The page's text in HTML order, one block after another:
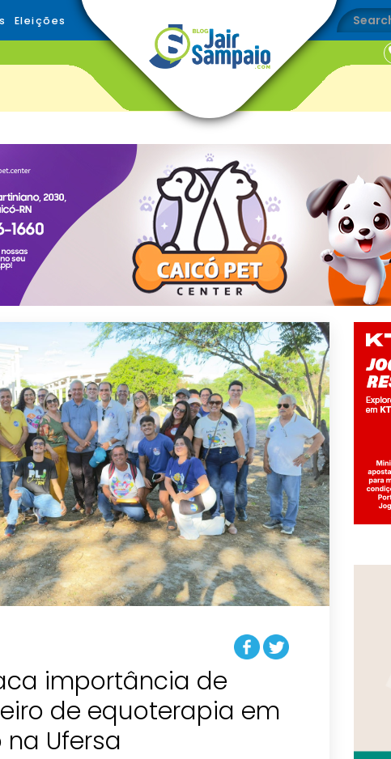
Eleições
importância de
de equoterapia em
Ufersa